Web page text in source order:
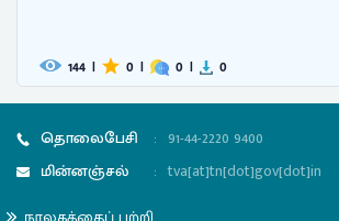
144 | 0 | 0 | 0
தொலைபேசி : 91-44-2220 9400
மின்னஞ்சல்
: tva[at]tn[dot]gov[dot]in